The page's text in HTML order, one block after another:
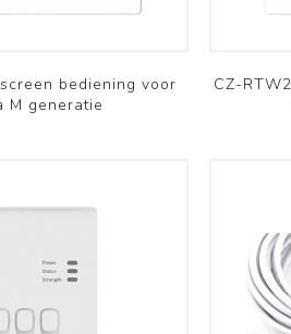
bediening voor
M generatie
CZ-